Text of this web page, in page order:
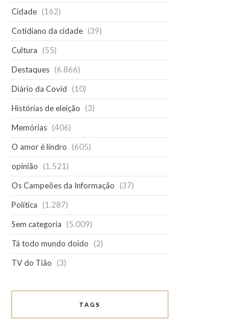
Cidade (162)
Cotidiano da cidade (39)
Cultura
(55)
Destaques (6.866)
Diário da Covid
(10)
Histórias de eleição
(3)
Memórias (406)
O amor é lindro
(605)
opinião
(1.521)
Os Campeões da Informação
(37)
Política
(1.287)
Sem categoria
(5.009)
Tá todo mundo doido
(2)
TV do Tião
(3)
TAGS